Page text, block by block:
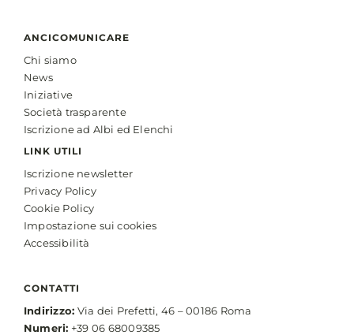
ANCICOMUNICARE
Chi siamo
News
Iniziative
Società trasparente
Iscrizione ad Albi ed Elenchi
LINK UTILI
Iscrizione newsletter
Privacy Policy
Cookie Policy
Impostazione sui cookies
Accessibilità
CONTATTI
Indirizzo: Via dei Prefetti, 46 – 00186 Roma
Numeri: +39 06 68009385